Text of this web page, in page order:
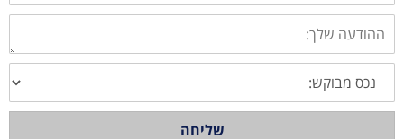
ההודעה
שלך:
בחירת
נכס
שליחה